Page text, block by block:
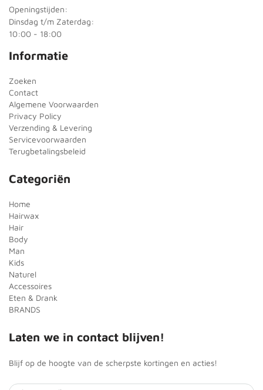
Openingstijden:
Dinsdag t/m Zaterdag:
10:00 - 18:00
Informatie
Zoeken
Contact
Algemene Voorwaarden
Privacy Policy
Verzending & Levering
Servicevoorwaarden
Terugbetalingsbeleid
Categoriën
Home
Hairwax
Hair
Body
Man
Kids
Naturel
Accessoires
Eten & Drank
BRANDS
Laten we in contact blijven!
Blijf op de hoogte van de scherpste kortingen en acties!